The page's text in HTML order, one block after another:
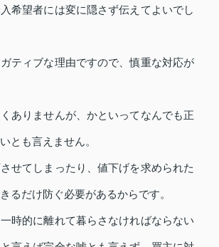
希望者には変に隠さず伝えてよいでし
ティブな理由ですので、慎重な対応が
ありませんが、かといってなんでも正
とも言えません。
せてしまったり、値下げを求められた
るだけ防ぐ必要があるからです。
時的に離れて暮らさなければならない